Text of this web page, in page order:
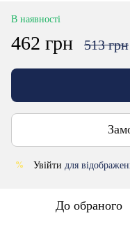
В наявності
462 грн 513 грн
% Увійти для
До обраного